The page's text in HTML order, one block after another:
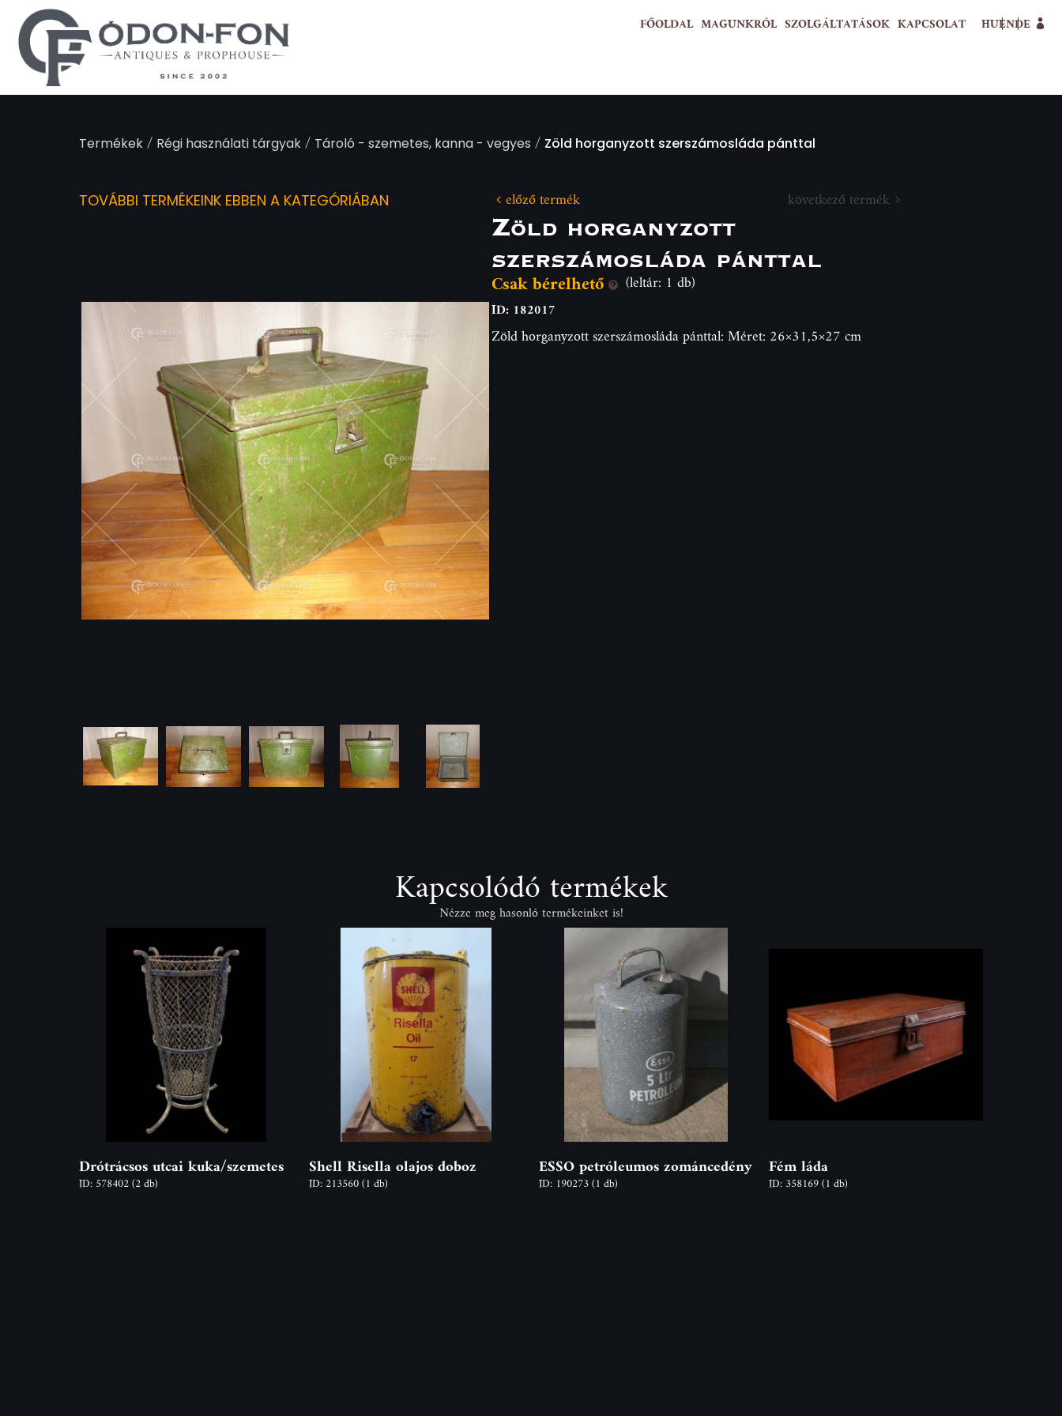
FŐOLDAL MAGUNKRÓL SZOLGÁLTATÁSOK KAPCSOLAT HUENDE
Termékek/ Régi használati tárgyak/ Tároló - szemetes, kanna - vegyes / Zöld horganyzott szerszámosláda pánttal
TOVÁBBI TERMÉKEINK EBBEN A KATEGÓRIÁBAN előző termék következő termék
Zöld horganyzott
szerszámosláda pánttal
Csak bérelhető (leltár: 1 db)
ID: 182017
Zöld horganyzott szerszámosláda pánttal: Méret: 26×31,5×27 cm
Kapcsolódó termékek
Nézze meg hasonló termékeinket is!
Drótrácsos utcai kuka/szemetes
ID: 578402(2 db)
Shell Risella olajos doboz
ID: 213560(1 db)
ESSO petróleumos zománcedény
ID: 190273(1 db)
Fém láda
ID: 358169(1 db)
Süti preferenciák